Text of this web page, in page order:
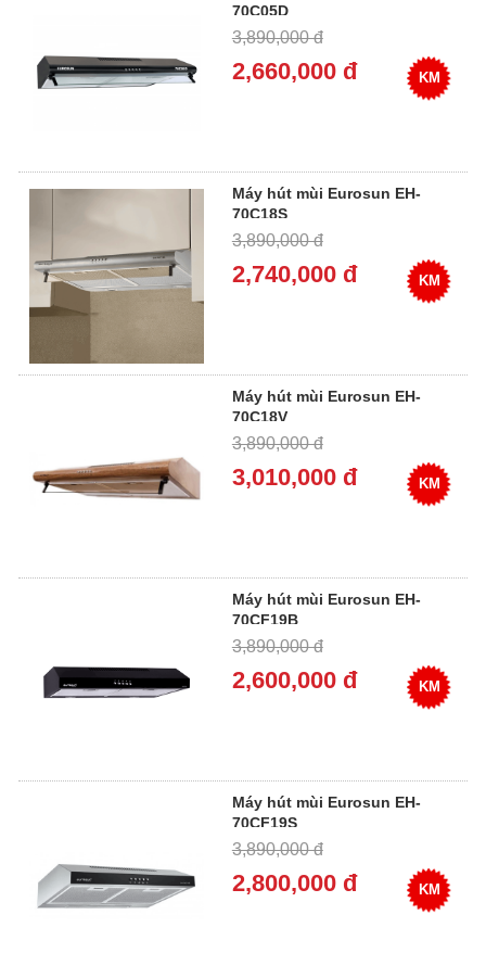
70C05D
3,890,000 đ
2,660,000 đ KM
Máy hút mùi Eurosun EH-
70C18S
3,890,000 đ
2,740,000 đ KM
Máy hút mùi Eurosun EH-
70C18V
3,890,000 đ
3,010,000 đ KM
Máy hút mùi Eurosun EH-
70CF19B
3,890,000 đ
2,600,000 đ KM
Máy hút mùi Eurosun EH-
70CF19S
3,890,000 đ
2,800,000 đ KM